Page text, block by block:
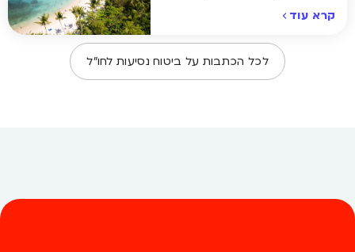
קרא עוד
לכל הכתבות על ביטוח נסיעות לחו״ל